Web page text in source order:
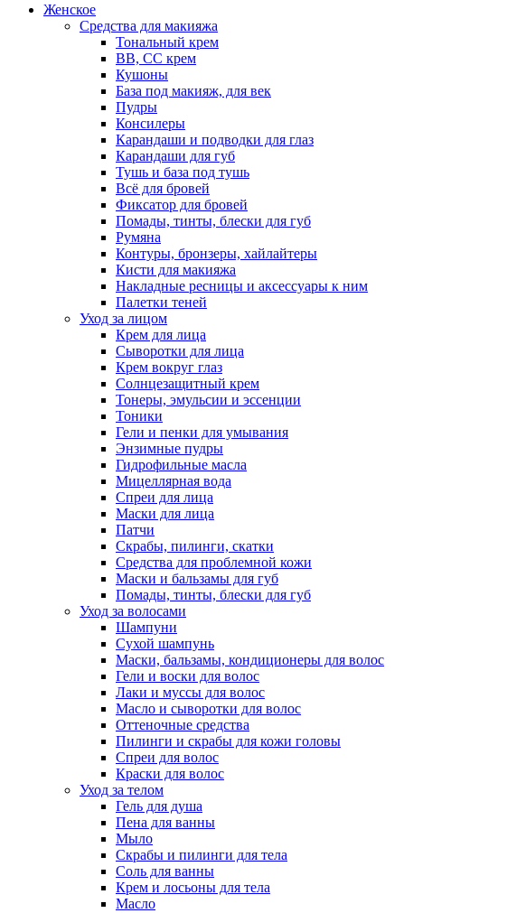
Женское
Средства для макияжа
Тональный крем
BB, CC крем
Кушоны
База под макияж, для век
Пудры
Консилеры
Карандаши и подводки для глаз
Карандаши для губ
Тушь и база под тушь
Всё для бровей
Фиксатор для бровей
Помады, тинты, блески для губ
Румяна
Контуры, бронзеры, хайлайтеры
Кисти для макияжа
Накладные ресницы и аксессуары к ним
Палетки теней
Уход за лицом
Крем для лица
Сыворотки для лица
Крем вокруг глаз
Солнцезащитный крем
Тонеры, эмульсии и эссенции
Тоники
Гели и пенки для умывания
Энзимные пудры
Гидрофильные масла
Мицеллярная вода
Спреи для лица
Маски для лица
Патчи
Скрабы, пилинги, скатки
Средства для проблемной кожи
Маски и бальзамы для губ
Помады, тинты, блески для губ
Уход за волосами
Шампуни
Сухой шампунь
Маски, бальзамы, кондиционеры для волос
Гели и воски для волос
Лаки и муссы для волос
Масло и сыворотки для волос
Оттеночные средства
Пилинги и скрабы для кожи головы
Спреи для волос
Краски для волос
Уход за телом
Гель для душа
Пена для ванны
Мыло
Скрабы и пилинги для тела
Соль для ванны
Крем и лосьоны для тела
Масло